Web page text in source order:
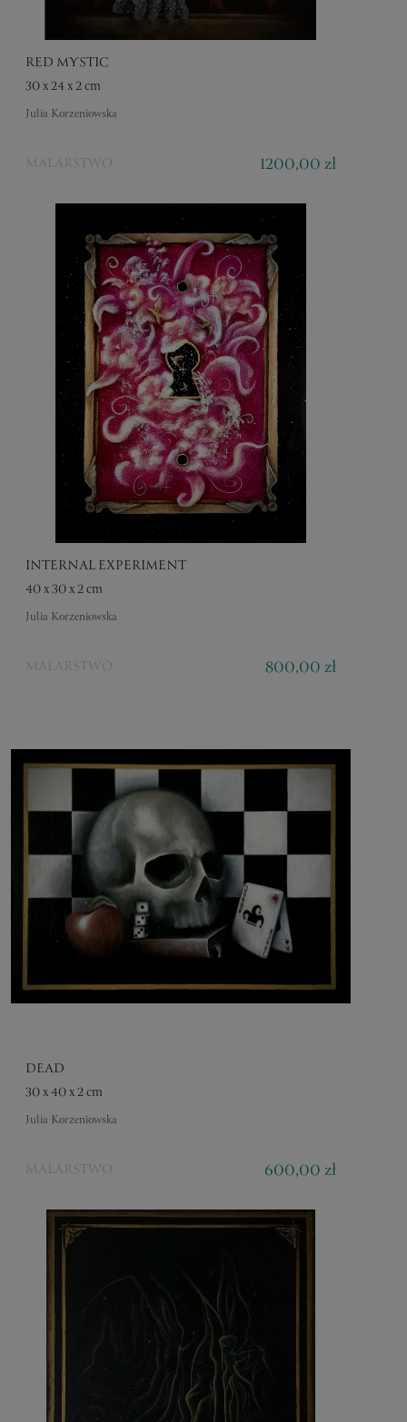
RED MYSTIC
30 x 24 x 2 cm
Julia Korzeniowska
MALARSTWO 1200,00 zł
INTERNAL EXPERIMENT
40 x 30 x 2 cm
Julia Korzeniowska
MALARSTWO 800,00 zł
DEAD
30 x 40 x 2 cm
Julia Korzeniowska
MALARSTWO 600,00 zł